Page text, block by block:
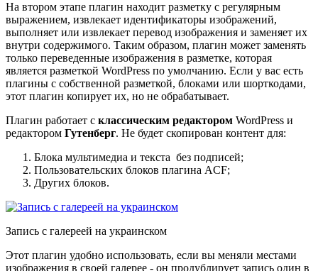
На втором этапе плагин находит разметку с регулярным
выражением, извлекает идентификаторы изображений,
выполняет или извлекает перевод изображения и заменяет их
внутри содержимого. Таким образом, плагин может заменять
только переведенные изображения в разметке, которая
является разметкой WordPress по умолчанию. Если у вас есть
плагины с собственной разметкой, блоками или шорткодами,
этот плагин копирует их, но не обрабатывает.
Плагин работает с классическим редактором WordPress и
редактором Гутенберг. Не будет скопирован контент для:
Блока мультимедиа и текста без подписей;
Пользовательских блоков плагина ACF;
Других блоков.
Запись с галереей на украинском
Этот плагин удобно использовать, если вы меняли местами
изображения в своей галерее - он продублирует запись один в